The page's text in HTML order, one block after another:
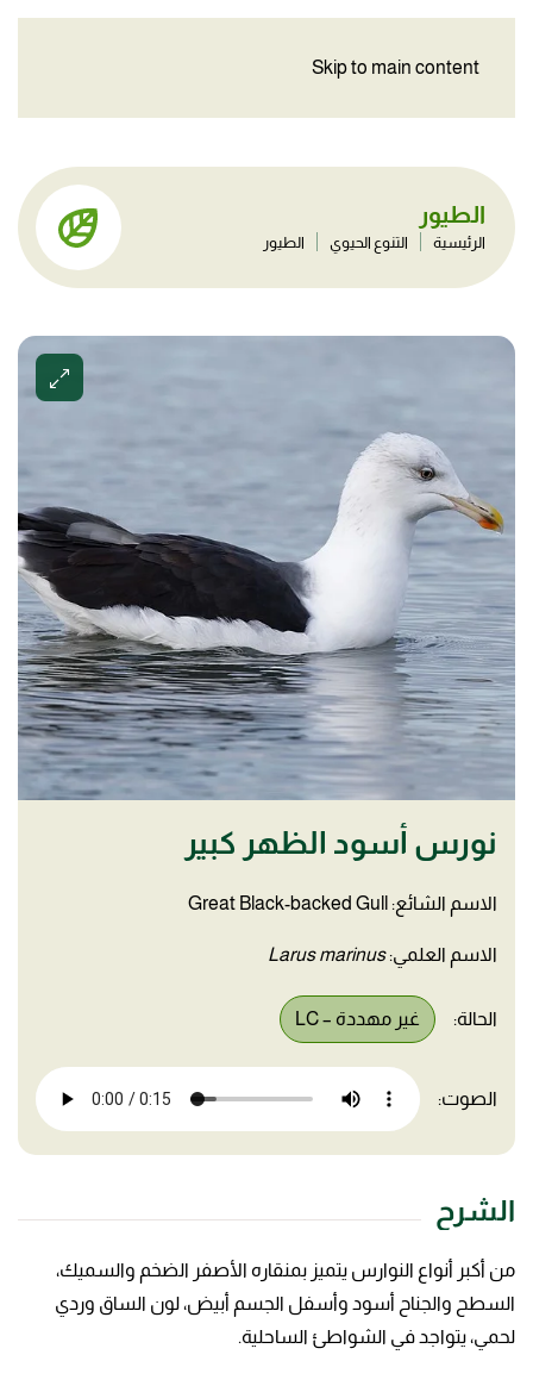
Skip to main content
الطيور
الرئيسية التنوع الحيوي الطيور
نورس أسود الظهر كبير
الاسم الشائع: Great Black-backed Gull
الاسم العلمي:Larus marinus
الحالة: غير مهددة – LC
الصوت:
الشرح
من أكبر أنواع النوارس يتميز بمنقاره الأصفر الضخم والسميك،
السطح والجناح أسود وأسفل الجسم أبيض، لون الساق وردي
لحمي، يتواجد في الشواطئ الساحلية.